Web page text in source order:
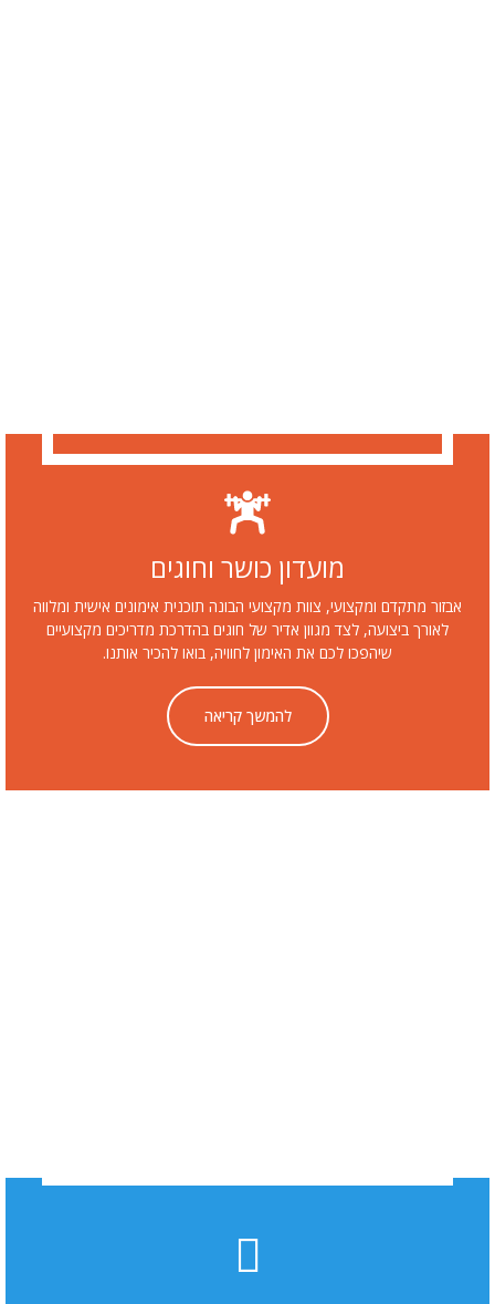
מועדון כושר וחוגים
ומקצועי, צוות מקצועי הבונה תוכנית אימונים אישית ומלווה
ביצועה, לצד מגוון אדיר של חוגים בהדרכת מדריכים מקצועיים
שיהפכו לכם את האימון לחוויה, בואו להכיר אותנו.
להמשך קריאה